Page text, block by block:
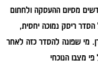
מסיום ההעסקה ולחתום
ריסק נמוכה יחסית,
מי שפונה להסדר כזה לאחר
מצבו הנוכחי